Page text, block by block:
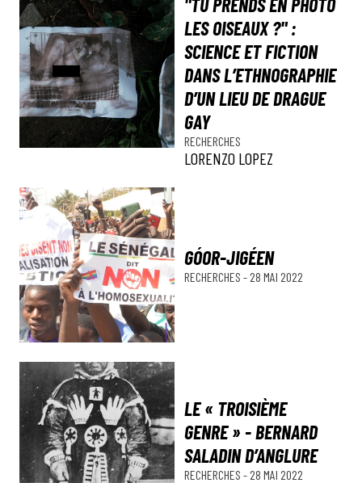
LES OISEAUX ?" :
SCIENCE ET FICTION
DANS L’ETHNOGRAPHIE
D’UN LIEU DE DRAGUE
GAY
RECHERCHES
LORENZO LOPEZ
GÓOR-JIGÉEN
RECHERCHES - 28 MAI 2022
LE « TROISIÈME
GENRE » - BERNARD
SALADIN D’ANGLURE
RECHERCHES - 28 MAI 2022